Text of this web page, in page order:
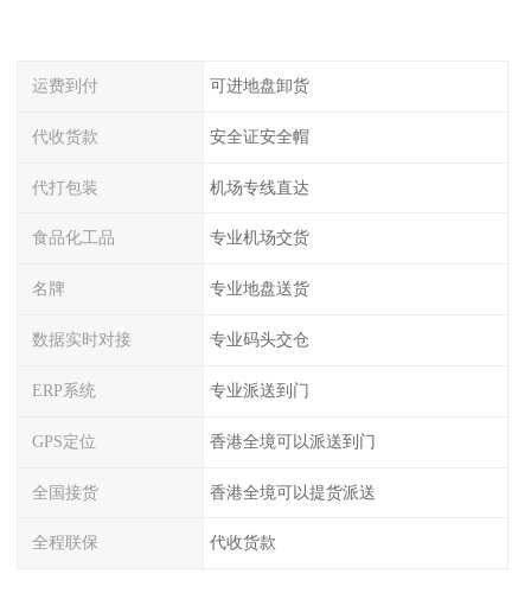
运费到付 可进地盘卸货
代收货款 安全证安全帽
代打包装 机场专线直达
食品化工品 专业机场交货
名牌 专业地盘送货
数据实时对接 专业码头交仓
ERP系统 专业派送到门
GPS定位 香港全境可以派送到门
全国接货 香港全境可以提货派送
全程联保 代收货款